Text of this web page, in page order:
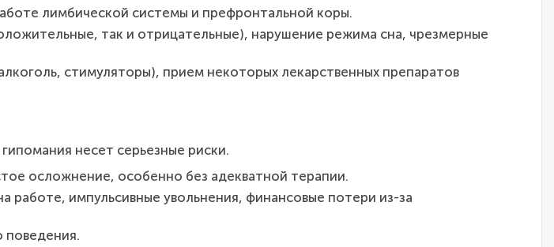
лимбической системы и префронтальной коры.
так и отрицательные), нарушение режима сна, чрезмерные
стимуляторы), прием некоторых лекарственных препаратов
несет серьезные риски.
осложнение, особенно без адекватной терапии.
работе, импульсивные увольнения, финансовые потери из-за
поведения.